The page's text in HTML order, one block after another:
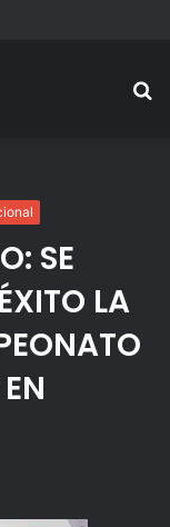
del RallyACP
SE
LA